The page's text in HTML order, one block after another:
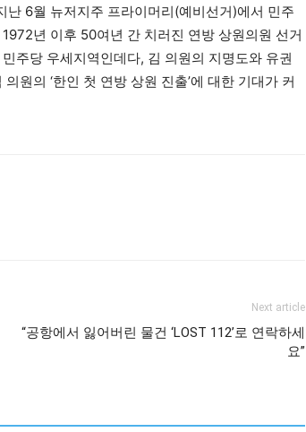
6월 뉴저지주 프라이머리(예비선거)에서 민주
년 이후 50여년 간 치러진 연방 상원의원 선거
주당 우세지역인데다, 김 의원의 지명도와 유권
원의 ‘한인 첫 연방 상원 진출’에 대한 기대가 커
Next article
“공항에서 잃어버린 물건 ‘LOST 112’로 연락하세
요”